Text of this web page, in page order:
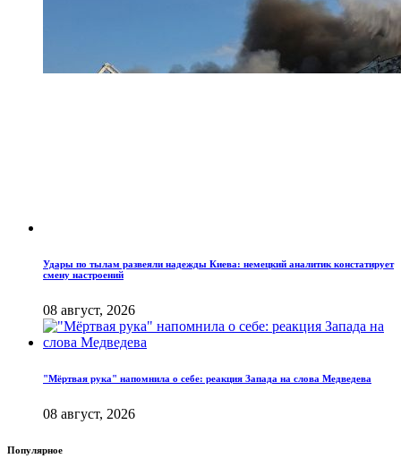
Удары по тылам развеяли надежды Киева: немецкий аналитик констатирует
смену настроений
08 август, 2026
"Мёртвая рука" напомнила о себе: реакция Запада на слова Медведева
08 август, 2026
Популярное